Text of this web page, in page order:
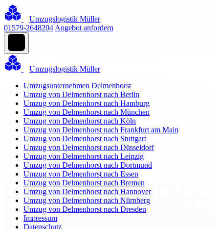
Umzugslogistik Müller
01579-2648204 Angebot anfordern
Umzugslogistik Müller
Umzugsunternehmen Delmenhorst
Umzug von Delmenhorst nach Berlin
Umzug von Delmenhorst nach Hamburg
Umzug von Delmenhorst nach München
Umzug von Delmenhorst nach Köln
Umzug von Delmenhorst nach Frankfurt am Main
Umzug von Delmenhorst nach Stuttgart
Umzug von Delmenhorst nach Düsseldorf
Umzug von Delmenhorst nach Leipzig
Umzug von Delmenhorst nach Dortmund
Umzug von Delmenhorst nach Essen
Umzug von Delmenhorst nach Bremen
Umzug von Delmenhorst nach Hannover
Umzug von Delmenhorst nach Nürnberg
Umzug von Delmenhorst nach Dresden
Impressum
Datenschutz